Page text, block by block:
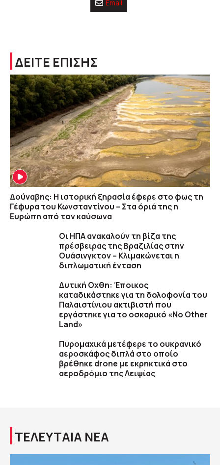
Email
ΔΕΙΤΕ ΕΠΙΣΗΣ
Δούναβης: Η ιστορική ξηρασία έφερε στο φως τη
Γέφυρα του Κωνσταντίνου – Στα όριά της η
Ευρώπη από τον καύσωνα
Οι ΗΠΑ ανακαλούν τη βίζα της
πρέσβειρας της Βραζιλίας στην
Ουάσινγκτον – Κλιμακώνεται η
διπλωματική ένταση
Δυτική Οχθη: Έποικος
καταδικάστηκε για τη δολοφονία του
Παλαιστίνιου ακτιβιστή που
εργάστηκε για το οσκαρικό «No Other
Land»
Πυρομαχικά μετέφερε το ουκρανικό
αεροσκάφος διπλά στο οποίο
βρέθηκε drone με εκρηκτικά στο
αεροδρόμιο της Λειψίας
ΤΕΛΕΥΤΑΙΑ ΝΕΑ